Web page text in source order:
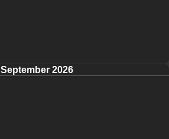
September 2026